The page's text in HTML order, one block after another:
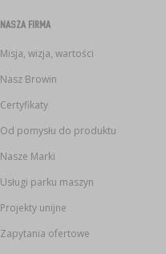
NASZA FIRMA
Misja, wizja, wartości
Nasz Browin
Certyfikaty
Od pomysłu do produktu
Nasze Marki
Usługi parku maszyn
Projekty unijne
Zapytania ofertowe